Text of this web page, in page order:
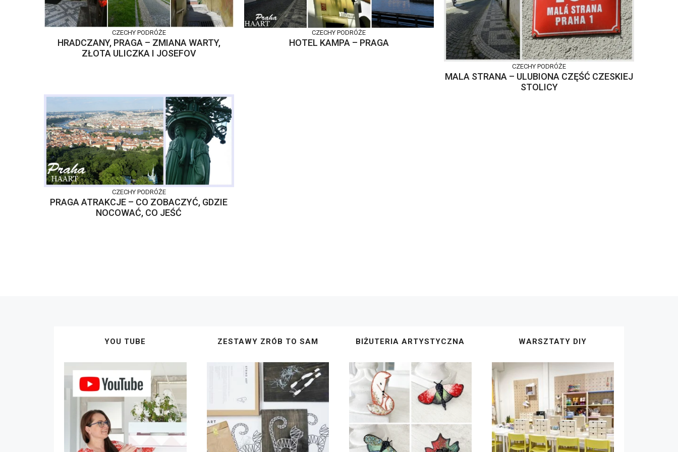
CZECHY PODRÓŻE
HRADCZANY, PRAGA – ZMIANA WARTY,
ZŁOTA ULICZKA I JOSEFOV
CZECHY PODRÓŻE
HOTEL KAMPA – PRAGA
CZECHY PODRÓŻE
MALA STRANA – ULUBIONA CZĘŚĆ CZESKIEJ
STOLICY
CZECHY PODRÓŻE
PRAGA ATRAKCJE – CO ZOBACZYĆ, GDZIE
NOCOWAĆ, CO JEŚĆ
YOU TUBE ZESTAWY ZRÓB TO SAM BIŻUTERIA ARTYSTYCZNA WARSZTATY DIY